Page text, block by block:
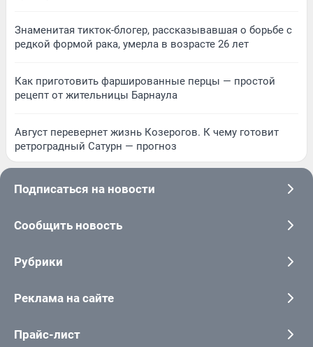
Знаменитая тикток-блогер, рассказывавшая о борьбе с
редкой формой рака, умерла в возрасте 26 лет
Как приготовить фаршированные перцы — простой
рецепт от жительницы Барнаула
Август перевернет жизнь Козерогов. К чему готовит
ретроградный Сатурн — прогноз
Подписаться на новости
Сообщить новость
Рубрики
Реклама на сайте
Прайс-лист